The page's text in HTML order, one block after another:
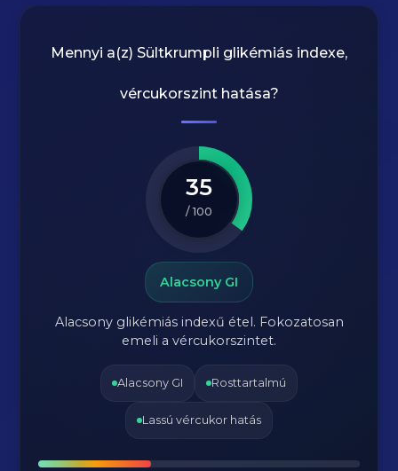
Mennyi a(z) Sültkrumpli glikémiás indexe,
vércukorszint hatása?
35
/ 100
Alacsony GI
Alacsony glikémiás indexű étel. Fokozatosan
emeli a vércukorszintet.
Alacsony GI Rosttartalmú
Lassú vércukor hatás